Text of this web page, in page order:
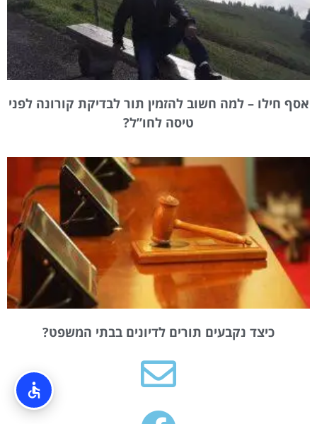
אסף חילו – למה חשוב להזמין תור לבדיקת קורונה לפני
טיסה לחו”ל?
כיצד נקבעים תורים לדיונים בבתי המשפט?